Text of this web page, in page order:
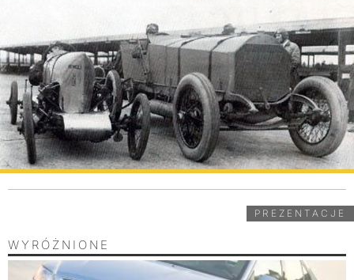
PREZENTACJE
WYRÓŻNIONE